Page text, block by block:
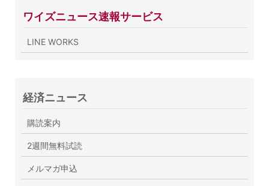
ワイズニュース速報サービス
LINE WORKS
経済ニュース
購読案内
2週間無料試読
メルマガ申込